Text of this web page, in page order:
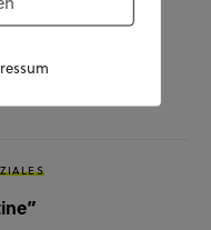
& NATUR